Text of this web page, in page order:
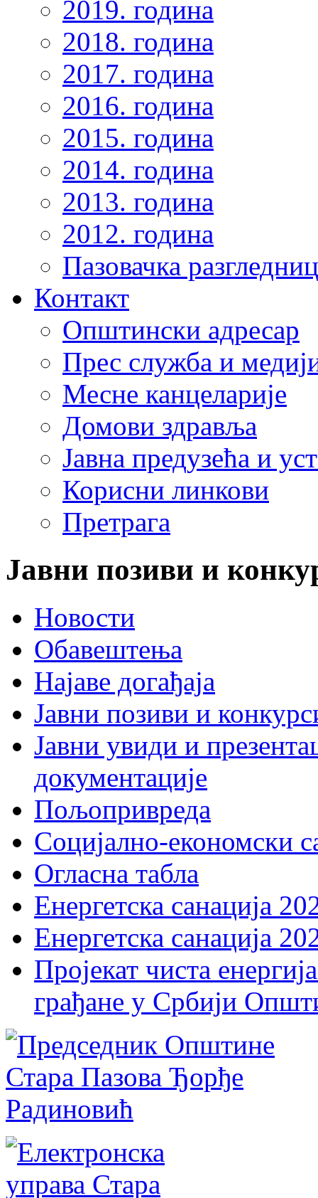
2019. година
2018. година
2017. година
2016. година
2015. година
2014. година
2013. година
2012. година
Пазовачка
Контакт
Општински адресар
Прес служба и
Месне канцеларије
Домови здравља
Јавна предузећа и
Корисни линкови
Претрага
Јавни позиви и
Новости
Обавештења
Најаве догађаја
Јавни позиви и
Јавни увиди и
документације
Пољопривреда
Социјално-економски
Огласна табла
Енергетска санација
Енергетска санација
Пројекат чиста
грађане у Србији